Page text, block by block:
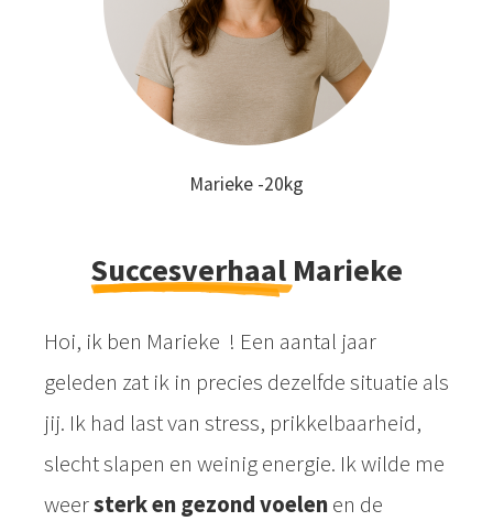
Marieke -20kg
Succesverhaal Marieke
Hoi, ik ben Marieke ! Een aantal jaar
geleden zat ik in precies dezelfde situatie als
jij. Ik had last van stress, prikkelbaarheid,
slecht slapen en weinig energie. Ik wilde me
weersterk en gezond voelenen de